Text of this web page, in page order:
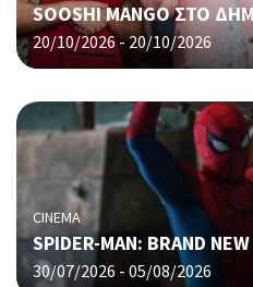
SOOSHI MANGO ΣΤΟ
20/10/2026 - 20/10/2026
CINEMA
SPIDER-MAN: BRAND
30/07/2026 - 05/08/2026